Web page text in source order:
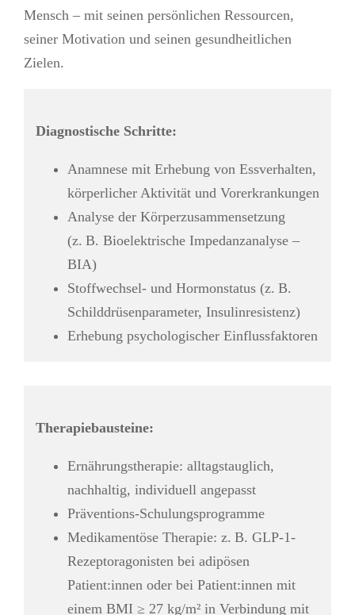
Mensch – mit seinen persönlichen Ressourcen,
seiner Motivation und seinen gesundheitlichen
Zielen.
Diagnostische Schritte:
Anamnese mit Erhebung von Essverhalten,
körperlicher Aktivität und Vorerkrankungen
Analyse der Körperzusammensetzung
(z. B. Bioelektrische Impedanzanalyse –
BIA)
Stoffwechsel- und Hormonstatus (z. B.
Schilddrüsenparameter, Insulinresistenz)
Erhebung psychologischer Einflussfaktoren
Therapiebausteine:
Ernährungstherapie: alltagstauglich,
nachhaltig, individuell angepasst
Präventions-Schulungsprogramme
Medikamentöse Therapie: z. B. GLP-1-
Rezeptoragonisten bei adipösen
Patient:innen oder bei Patient:innen mit
einem BMI ≥ 27 kg/m² in Verbindung mit